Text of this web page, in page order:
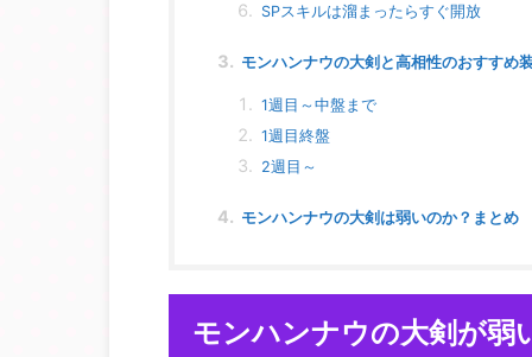
SPスキルは溜まったらすぐ開放
モンハンナウの大剣と高相性のおすすめ
1週目～中盤まで
1週目終盤
2週目～
モンハンナウの大剣は弱いのか？まとめ
モンハンナウの大剣が弱